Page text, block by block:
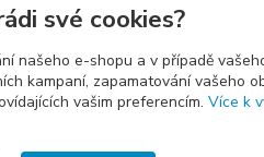
své cookies?
našeho e-shopu a v případě
kampaní, zapamatování vašeho
vašim preferencím. Více k